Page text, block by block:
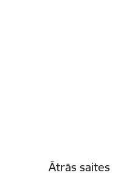
Ātrās saites